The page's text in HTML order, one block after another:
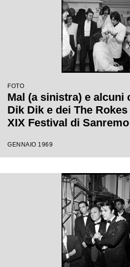
FOTO
Mal (a sinistra) e alcuni
Dik Dik e dei The
XIX Festival di Sanremo
GENNAIO 1969